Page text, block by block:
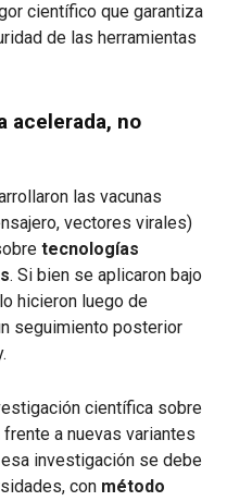
científico que garantiza
de las herramientas
acelerada, no
las vacunas
vectores virales)
tecnologías
. Si bien se aplicaron bajo
hicieron luego de
seguimiento posterior
científica sobre
a nuevas variantes
investigación se debe
con método